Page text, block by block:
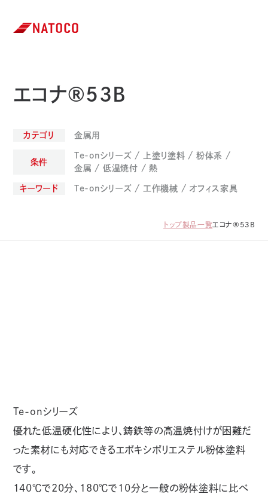
エコナ®53B
カテゴリ 金属用
条件
Te-onシリーズ 上塗り塗料
粉体系
金属
低温焼付 熱
キーワード Te-onシリーズ 工作機械 オフィス家具
トップ製品一覧エコナ®53B
Te-onシリーズ
優れた低温硬化性により、鋳鉄等の高温焼付けが困難だ
った素材にも対応できるエポキシポリエステル粉体塗料
です。
140℃で20分、180℃で10分と一般の粉体塗料に比べ